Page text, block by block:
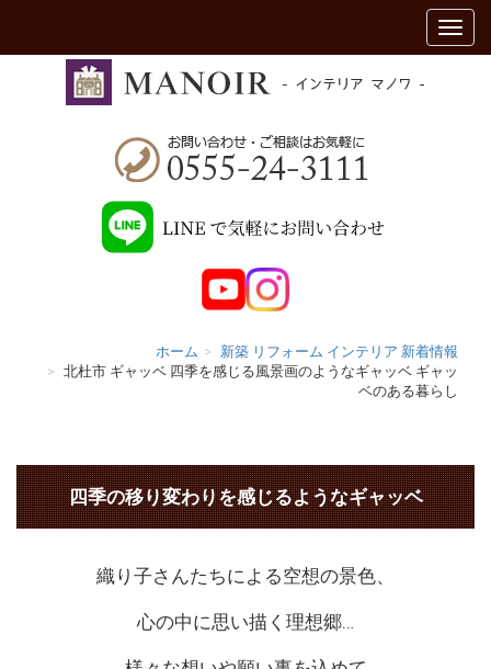
ホーム
新築 リフォーム インテリア 新着情報
北杜市 ギャッベ 四季を感じる風景画のようなギャッベ ギャッ
ベのある暮らし
四季の移り変わりを感じるようなギャッベ
織り子さんたちによる空想の景色、
心の中に思い描く理想郷…